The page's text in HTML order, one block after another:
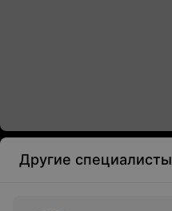
Другие специалисты